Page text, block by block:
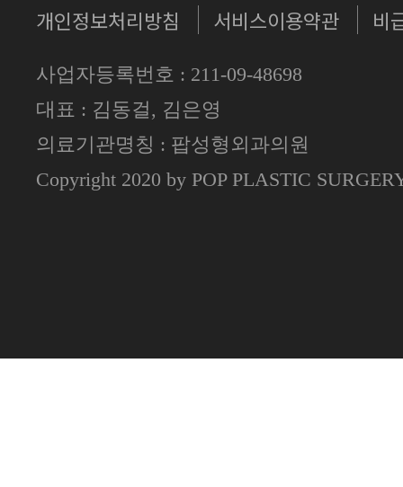
개인정보처리방침 서비스이용약관 비
사업자등록번호 : 211-09-48698
대표 : 김동걸, 김은영
의료기관명칭 : 팝성형외과의원
Copyright 2020 by POP PLASTIC